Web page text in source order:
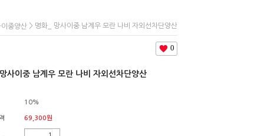
중양산 > 명화_ 망사이중 남계우 모란 나비 자외선차단양산
0
사이중 남계우 모란 나비 자외선차단양산
10%
69,300원